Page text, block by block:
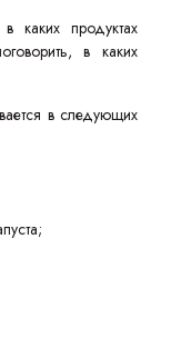
каких продуктах
в каких
в следующих